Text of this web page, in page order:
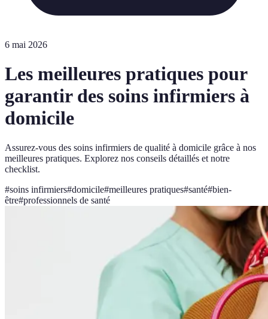
6 mai 2026
Les meilleures pratiques pour
garantir des soins infirmiers à
domicile
Assurez-vous des soins infirmiers de qualité à domicile grâce à nos
meilleures pratiques. Explorez nos conseils détaillés et notre
checklist.
#soins infirmiers#domicile#meilleures pratiques#santé#bien-
être#professionnels de santé